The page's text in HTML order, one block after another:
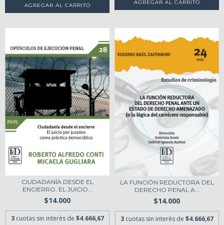
CIUDADANÍA DESDE EL
ENCIERRO. EL JUICIO...
$14.000
3 cuotas sin interés de $4.666,67
LA FUNCIÓN REDUCTORA DEL
DERECHO PENAL A...
$14.000
3 cuotas sin interés de $4.666,67